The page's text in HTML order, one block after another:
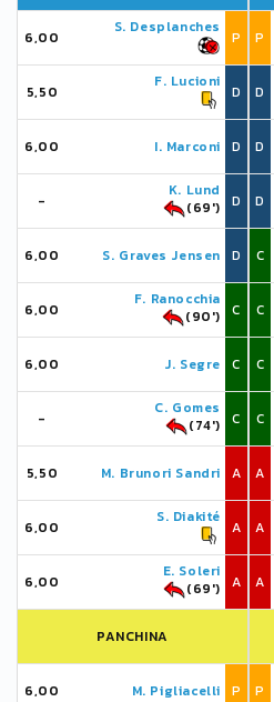
6,00
S. Desplanches
P
5,50
F. Lucioni
D
6,00 I. Marconi D
-
K. Lund
(69')
D
6,00 S. Graves Jensen D
6,00
F. Ranocchia
(90')
C
6,00 J. Segre C
-
C. Gomes
(74')
C
5,50 M. Brunori Sandri A
6,00
S. Diakité
A
6,00
E. Soleri
(69')
A
PANCHINA
6,00 M. Pigliacelli P
P
D
D
D
C
C
C
C
A
A
A
P